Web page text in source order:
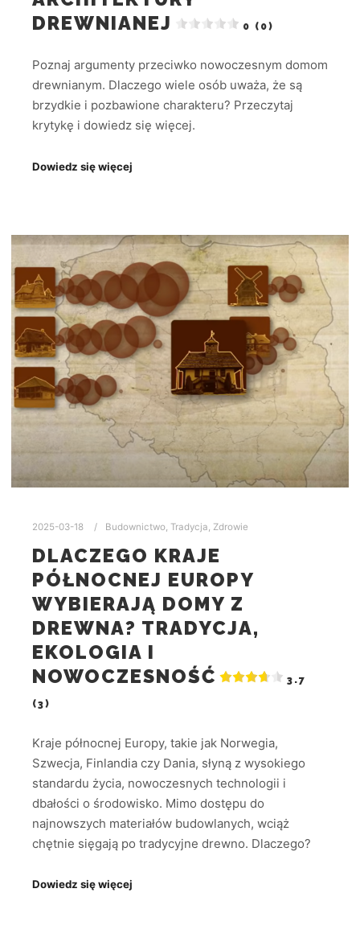
DREWNIANEJ
0 (0)
Poznaj argumenty przeciwko nowoczesnym domom
drewnianym. Dlaczego wiele osób uważa, że są
brzydkie i pozbawione charakteru? Przeczytaj
krytykę i dowiedz się więcej.
Dowiedz się więcej
2025-03-18 Budownictwo Tradycja Zdrowie
DLACZEGO KRAJE
PÓŁNOCNEJ EUROPY
WYBIERAJĄ DOMY Z
DREWNA? TRADYCJA,
EKOLOGIA I
NOWOCZESNOŚĆ
3.7
(3)
Kraje północnej Europy, takie jak Norwegia,
Szwecja, Finlandia czy Dania, słyną z wysokiego
standardu życia, nowoczesnych technologii i
dbałości o środowisko. Mimo dostępu do
najnowszych materiałów budowlanych, wciąż
chętnie sięgają po tradycyjne drewno. Dlaczego?
Dowiedz się więcej